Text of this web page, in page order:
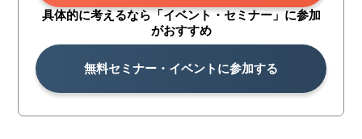
具体的に考えるなら「イベント・セミナー」に参加
がおすすめ
無料セミナー・イベントに参加する